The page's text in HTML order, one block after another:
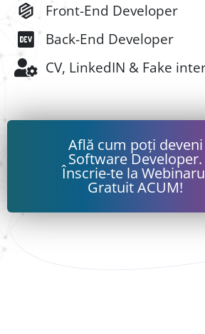
Front-End Developer
Back-End Developer
CV, LinkedIN​ & Fake
Află cum poți deveni
Software Developer.
Înscrie-te la
Gratuit ACUM!